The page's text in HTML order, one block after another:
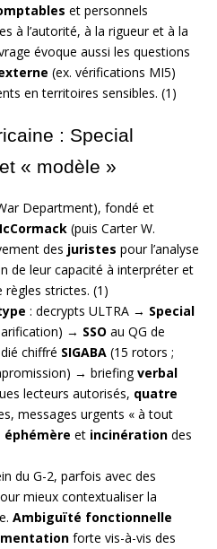
et personnels
à l’autorité, à la rigueur et à la
évoque aussi les questions
(ex. vérifications MI5)
en territoires sensibles. (1)
: Special
« modèle »
Department), fondé et
(puis Carter W.
des juristes pour l’analyse
de leur capacité à interpréter et
strictes. (1)
: decrypts ULTRA → Special
→ SSO au QG de
chiffré SIGABA (15 rotors ;
→ briefingverbal
lecteurs autorisés, quatre
messages urgents « à tout
éphémère et incinération des
du G-2, parfois avec des
mieux contextualiser la
Ambiguïté fonctionnelle
forte vis-à-vis des